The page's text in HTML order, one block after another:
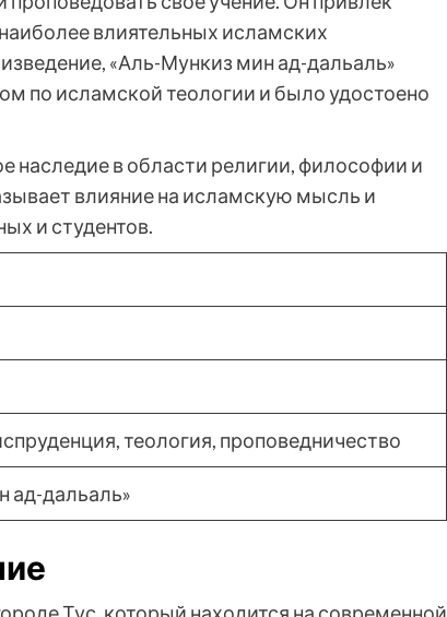
влиятельных исламских
«Аль-Мункиз мин ад-дальаль»
по исламской теологии и было удостоено
наследие в области религии, философии и
влияние на исламскую мысль и
и студентов.
теология, проповедничество
ад-дальаль»